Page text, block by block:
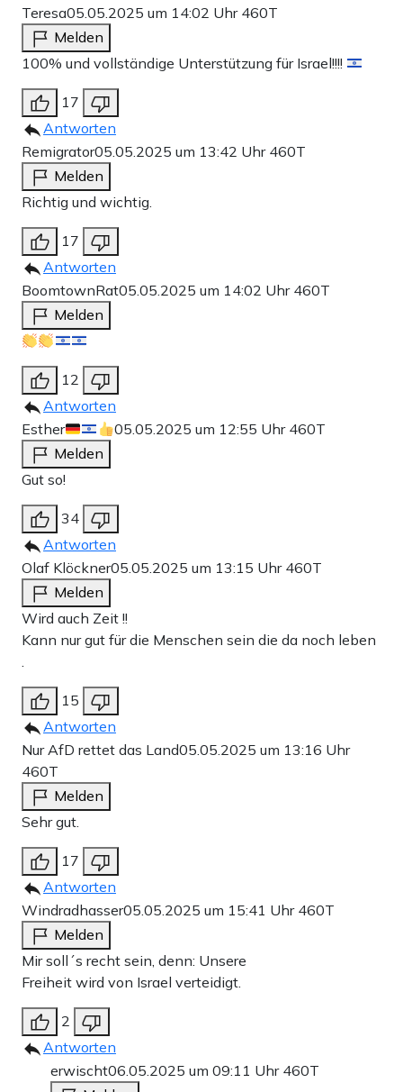
Teresa05.05.2025 um 14:02 Uhr 460T
Melden
100% und vollständige Unterstützung für Israel!!!!
17
Antworten
Remigrator05.05.2025 um 13:42 Uhr 460T
Melden
Richtig und wichtig.
17
Antworten
BoomtownRat05.05.2025 um 14:02 Uhr 460T
Melden
12
Antworten
Esther
05.05.2025 um 12:55 Uhr 460T
Melden
Gut so!
34
Antworten
Olaf Klöckner05.05.2025 um 13:15 Uhr 460T
Melden
Wird auch Zeit !!
Kann nur gut für die Menschen sein die da noch leben
.
15
Antworten
Nur AfD rettet das Land05.05.2025 um 13:16 Uhr
460T
Melden
Sehr gut.
17
Antworten
Windradhasser05.05.2025 um 15:41 Uhr 460T
Melden
Mir soll´s recht sein, denn: Unsere
Freiheit wird von Israel verteidigt.
2
Antworten
erwischt06.05.2025 um 09:11 Uhr 460T